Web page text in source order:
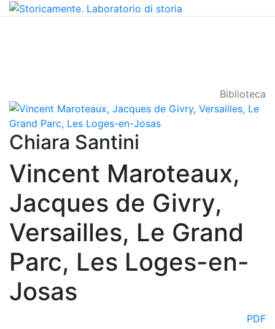
Biblioteca
Chiara Santini
Vincent Maroteaux,
Jacques de Givry,
Versailles, Le Grand
Parc, Les Loges-en-
Josas
PDF